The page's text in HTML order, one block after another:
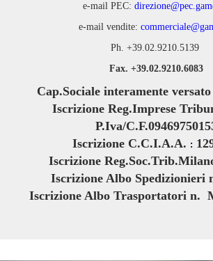
e-mail PEC:
e-mail vendite:
Ph. +39.02.9210.5139
Fax. +39.02.9210.6083
Cap.Sociale interamente versato
Iscrizione Reg.Imprese
P.Iva/
Iscrizione C.C.I.A.A. :
Iscrizione
Iscrizione Albo Spedizionieri
Iscrizione Albo Trasportatori n.